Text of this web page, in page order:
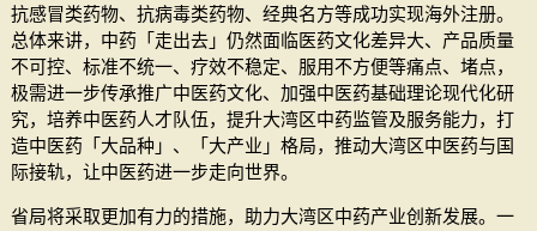
抗感冒类药物、抗病毒类药物、经典名方等成功实现海外注册。
总体来讲，中药「走出去」仍然面临医药文化差异大、产品质量
不可控、标准不统一、疗效不稳定、服用不方便等痛点、堵点，
极需进一步传承推广中医药文化、加强中医药基础理论现代化研
究，培养中医药人才队伍，提升大湾区中药监管及服务能力，打
造中医药「大品种」、「大产业」格局，推动大湾区中医药与国
际接轨，让中医药进一步走向世界。
省局将采取更加有力的措施，助力大湾区中药产业创新发展。一